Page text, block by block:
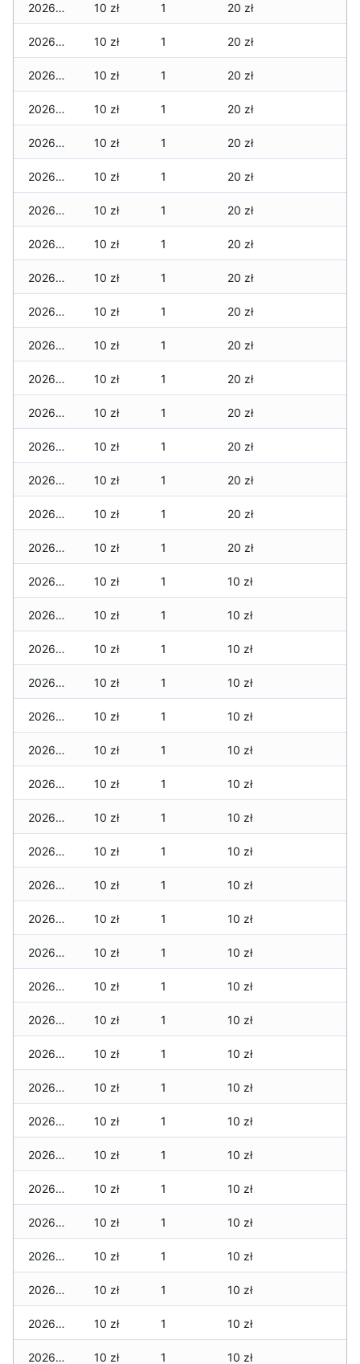
2026-03-26 10 zł 1 20 zł
2026-03-25 10 zł 1 20 zł
2026-03-24 10 zł 1 20 zł
2026-03-23 10 zł 1 20 zł
2026-03-22 10 zł 1 20 zł
2026-03-21 10 zł 1 20 zł
2026-03-20 10 zł 1 20 zł
2026-03-19 10 zł 1 20 zł
2026-03-18 10 zł 1 20 zł
2026-03-17 10 zł 1 20 zł
2026-03-16 10 zł 1 20 zł
2026-03-15 10 zł 1 20 zł
2026-03-14 10 zł 1 20 zł
2026-03-13 10 zł 1 20 zł
2026-03-12 10 zł 1 20 zł
2026-03-11 10 zł 1 20 zł
2026-03-10 10 zł 1 20 zł
2026-03-09 10 zł 1 10 zł
2026-03-08 10 zł 1 10 zł
2026-03-07 10 zł 1 10 zł
2026-03-06 10 zł 1 10 zł
2026-03-05 10 zł 1 10 zł
2026-03-04 10 zł 1 10 zł
2026-03-03 10 zł 1 10 zł
2026-03-02 10 zł 1 10 zł
2026-03-01 10 zł 1 10 zł
2026-02-27 10 zł 1 10 zł
2026-02-26 10 zł 1 10 zł
2026-02-25 10 zł 1 10 zł
2026-02-24 10 zł 1 10 zł
2026-02-23 10 zł 1 10 zł
2026-02-22 10 zł 1 10 zł
2026-02-21 10 zł 1 10 zł
2026-02-20 10 zł 1 10 zł
2026-02-19 10 zł 1 10 zł
2026-02-18 10 zł 1 10 zł
2026-02-17 10 zł 1 10 zł
2026-02-16 10 zł 1 10 zł
2026-02-15 10 zł 1 10 zł
2026-02-14 10 zł 1 10 zł
2026-02-13 10 zł 1 10 zł